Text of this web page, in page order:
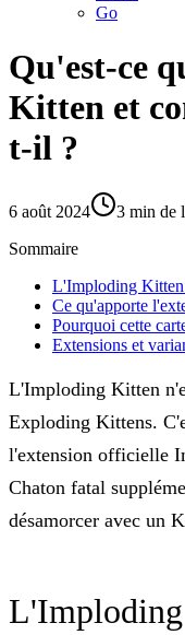
Go
Qu'est-ce
Kitten et
t-il ?
6 août 2024 3 min de
Sommaire
L'Imploding Kitten
Ce qu'apporte
Pourquoi cette
Extensions et
L'Imploding Kitten
Exploding Kittens.
l'extension officielle
Chaton fatal
désamorcer avec un
L'Imploding